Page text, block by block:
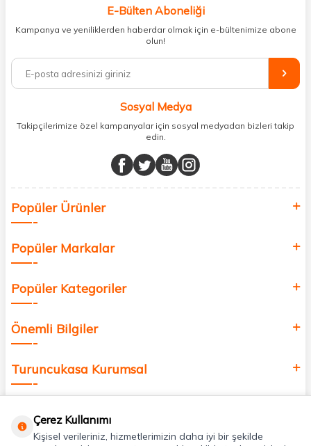
kişisel bakım hem de takviye edici gıda ürünlerini sizlerle
buluşturuyoruz. Artık mağaza mağaza dolaşmanıza gerek yok;
ihtiyacınız olan her şeyi tek bir çatı altında topluyor ve kapınıza kadar
%100 orijinal kozmetik ve sağlık ürünleriyle güzelliğinizi tamamlayabilir,
vücudunuzu desteklemek için güvenilir takviye edici gıdalara
minerallere kadar binlerce ürünü uygun fiyat ve hızlı kargo avantajıyla
sunuyoruz.
buluşturuyor ve online alışveriş deneyiminizi en iyi hale getiriyoruz.
Sağlık, güzellik ve iyi yaşam için aradığınız her şey burada!
değer katmak için bize katılın!
E-Bülten Aboneliği
Kampanya ve yeniliklerden haberdar olmak için e-bültenimize abone
olun!
Sosyal Medya
Takipçilerimize özel kampanyalar için sosyal medyadan bizleri takip
edin.
Popüler Ürünler
Popüler Markalar
Popüler Kategoriler
Önemli Bilgiler
Turuncukasa Kurumsal
Çerez Kullanımı
Kişisel verileriniz, hizmetlerimizin daha iyi bir şekilde